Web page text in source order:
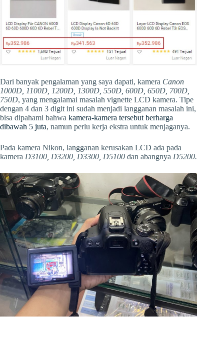
Dari banyak pengalaman yang saya dapati, kamera Canon
1000D, 1100D, 1200D, 1300D, 550D, 600D, 650D, 700D,
750D, yang mengalamai masalah vignette LCD kamera. Tipe
dengan 4 dan 3 digit ini sudah menjadi langganan masalah ini,
bisa dipahami bahwa kamera-kamera tersebut berharga
dibawah 5 juta, namun perlu kerja ekstra untuk menjaganya.
Pada kamera Nikon, langganan kerusakan LCD ada pada
kamera D3100, D3200, D3300, D5100 dan abangnya D5200.